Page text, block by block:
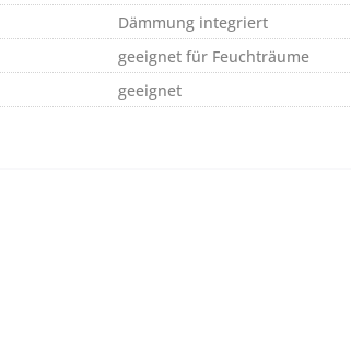
Dämmung integriert
geeignet für Feuchträume
geeignet